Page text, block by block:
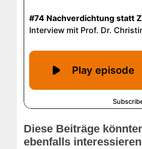
Diese Beiträge
ebenfalls